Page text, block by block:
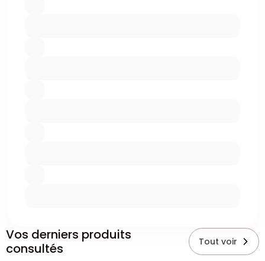
Vos derniers produits
consultés
Tout voir